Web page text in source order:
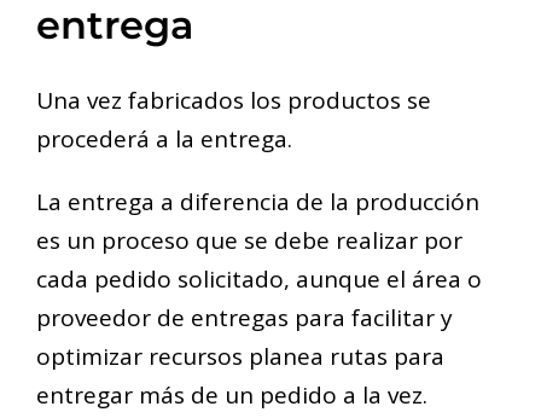
entrega
Una vez fabricados los productos se
procederá a la entrega.
La entrega a diferencia de la producción
es un proceso que se debe realizar por
cada pedido solicitado, aunque el área o
proveedor de entregas para facilitar y
optimizar recursos planea rutas para
entregar más de un pedido a la vez.